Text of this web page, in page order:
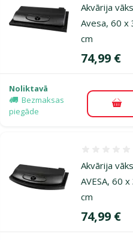
Akvārija
Avesa, 60 x
cm
Cena
74,99 €
Noliktavā
Bezmaksas
piegāde
Akvārija
AVESA, 60
cm
Cena
74,99 €